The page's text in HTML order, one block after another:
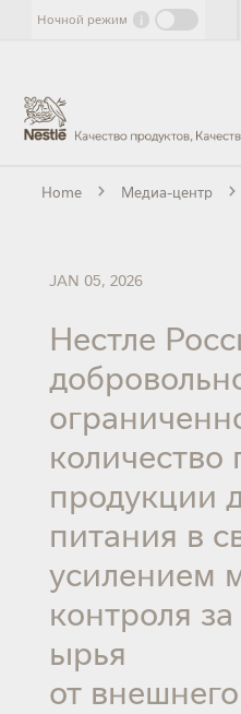
content
Ночной режим i
Home Медиа-центр
Нестле
количество
продукции
питания в
усилением
контроля
ырья
от
JAN 05, 2026